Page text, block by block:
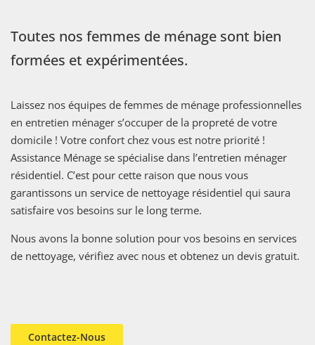
Toutes nos femmes de ménage sont bien
formées et expérimentées.
Laissez nos équipes de femmes de ménage professionnelles
en entretien ménager s’occuper de la propreté de votre
domicile ! Votre confort chez vous est notre priorité !
Assistance Ménage se spécialise dans l’entretien ménager
résidentiel. C’est pour cette raison que nous vous
garantissons un service de nettoyage résidentiel qui saura
satisfaire vos besoins sur le long terme.
Nous avons la bonne solution pour vos besoins en services
de nettoyage, vérifiez avec nous et obtenez un devis gratuit.
Contactez-Nous